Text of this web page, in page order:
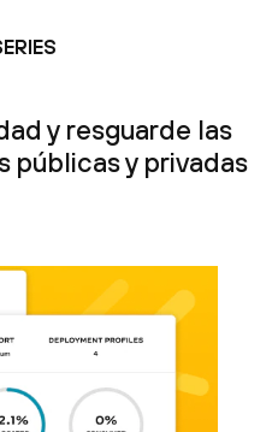
y resguarde las
públicas y privadas